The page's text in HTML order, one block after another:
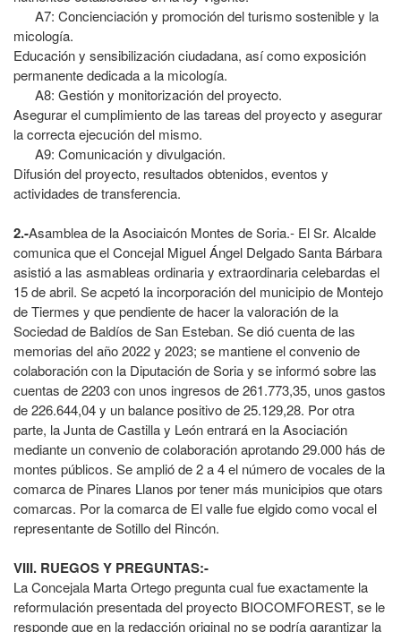
A7: Concienciación y promoción del turismo sostenible y la
micología.
Educación y sensibilización ciudadana, así como exposición
permanente dedicada a la micología.
A8: Gestión y monitorización del proyecto.
Asegurar el cumplimiento de las tareas del proyecto y asegurar
la correcta ejecución del mismo.
A9: Comunicación y divulgación.
Difusión del proyecto, resultados obtenidos, eventos y
actividades de transferencia.
2.-Asamblea de la Asociaicón Montes de Soria.- El Sr. Alcalde
comunica que el Concejal Miguel Ángel Delgado Santa Bárbara
asistió a las asmableas ordinaria y extraordinaria celebardas el
15 de abril. Se acpetó la incorporación del municipio de Montejo
de Tiermes y que pendiente de hacer la valoración de la
Sociedad de Baldíos de San Esteban. Se dió cuenta de las
memorias del año 2022 y 2023; se mantiene el convenio de
colaboración con la Diputación de Soria y se informó sobre las
cuentas de 2203 con unos ingresos de 261.773,35, unos gastos
de 226.644,04 y un balance positivo de 25.129,28. Por otra
parte, la Junta de Castilla y León entrará en la Asociación
mediante un convenio de colaboración aprotando 29.000 hás de
montes públicos. Se amplió de 2 a 4 el número de vocales de la
comarca de Pinares Llanos por tener más municipios que otars
comarcas. Por la comarca de El valle fue elgido como vocal el
representante de Sotillo del Rincón.
VIII. RUEGOS Y PREGUNTAS:-
La Concejala Marta Ortego pregunta cual fue exactamente la
reformulación presentada del proyecto BIOCOMFOREST, se le
responde que en la redacción original no se podría garantizar la